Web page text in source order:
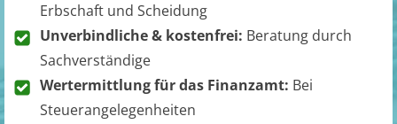
Erbschaft und Scheidung
Unverbindliche & kostenfrei: Beratung durch
Sachverständige
Wertermittlung für das Finanzamt: Bei
Steuerangelegenheiten